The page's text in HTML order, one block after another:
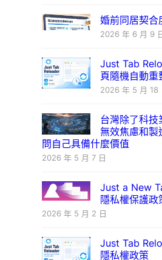
婚前同居契合
2026 年 6 月 9
Just Tab
頁隨機自動重
2026 年 5 月 18
台灣除了科技
無效焦慮和製
問自己具備什麼價值
2026 年 5 月 7 日
Just a New
隱私權保護政
2026 年 5 月 2 日
Just Tab
隱私權政策